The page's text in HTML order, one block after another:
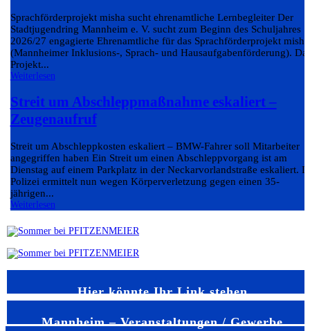
Sprachförderprojekt misha sucht ehrenamtliche Lernbegleiter Der
Stadtjugendring Mannheim e. V. sucht zum Beginn des Schuljahres
2026/27 engagierte Ehrenamtliche für das Sprachförderprojekt misha
(Mannheimer Inklusions-, Sprach- und Hausaufgabenförderung).
Projekt...
Weiterlesen
Streit um Abschleppmaßnahme eskaliert –
Zeugenaufruf
Streit um Abschleppkosten eskaliert – BMW-Fahrer soll Mitarbeiter
angegriffen haben Ein Streit um einen Abschleppvorgang ist am
Dienstag auf einem Parkplatz in der Neckarvorlandstraße eskaliert.
Polizei ermittelt nun wegen Körperverletzung gegen einen 35-
jährigen...
Weiterlesen
Hier könnte Ihr Link stehen
Mannheim – Veranstaltungen / Gewerbe